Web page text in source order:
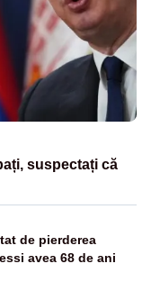
suspectați că
de pierderea
avea 68 de ani